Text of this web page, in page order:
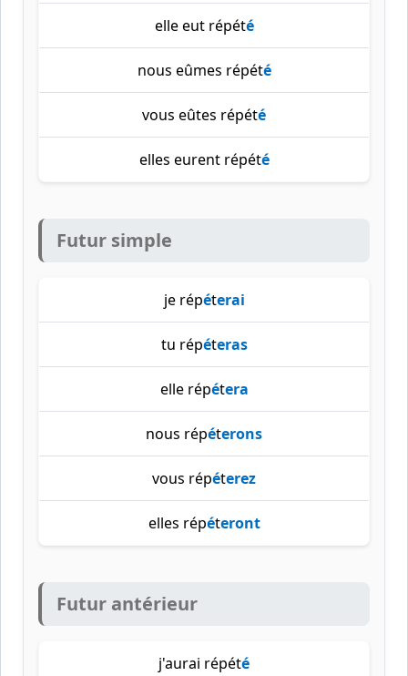
elle eut répété
nous eûmes répété
vous eûtes répété
elles eurent répété
Futur simple
je répéterai
tu répéteras
elle répétera
nous répéterons
vous répéterez
elles répéteront
Futur antérieur
j'aurai répété